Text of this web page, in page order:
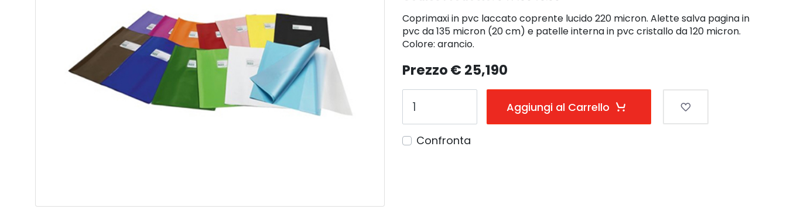
Coprimaxi in pvc laccato coprente lucido 220 micron. Alette salva pagina in
pvc da 135 micron (20 cm) e patelle interna in pvc cristallo da 120 micron.
Colore: arancio.
Prezzo€ 25,190
Aggiungi al Carrello
Confronta